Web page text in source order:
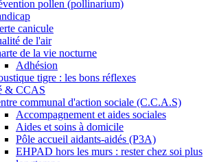
pollen (pollinarium)
canicule
de l'air
de la vie nocturne
Adhésion
tigre : les bons réflexes
& CCAS
communal d'action sociale (C.C.A.S)
Accompagnement et aides sociales
Aides et soins à domicile
Pôle accueil aidants-aidés (P3A)
EHPAD hors les murs : rester chez soi plus